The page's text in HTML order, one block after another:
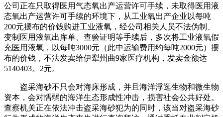
公司正在只取得医用气态氧出产运营许可手续，未取得医用液
态氧出产运营许可手续的环境下，从工业氧出产企业以每吨
200元摆布的价钱购进工业液氧，经公司相关人员不法伪制、
变制医用液氧出库单、查验证明等手续后，多次将工业液氧假
充医用液氧，以每吨3000元（此中运输费用约每吨2000元）摆
布的价钱，不法发卖给伊犁州曲9家医疗机构，发卖金额达
5140403。2元。
盗采海砂不只会对海床形成，并且海洋浮逛生物和微生物
资本，会对懦弱的海洋生态形成性冲击，损害社会公共好处。
查察机关正在依法冲击盗采海砂犯为的同时，该当对盗采海砂